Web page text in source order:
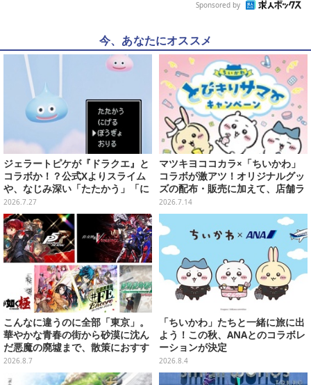
Sponsored by
今、あなたにオススメ
ジェラートピケが『ドラクエ』と
コラボか！？公式Xよりスライム
や、なじみ深い「たたかう」「に
げる」のコマンドウィンドウが投
稿
2026.7.27
マツキヨココカラ×「ちいかわ」
コラボが激アツ！オリジナルグッ
ズの配布・販売に加えて、店舗ラ
ッピングや”花火打ち上げ”まで盛
り沢山
2026.7.14
こんなに違うのに全部「東京」。
華やかな青春の街から砂漠に沈ん
だ悪魔の廃墟まで、散策におすす
め東京ゲーム5選【特集】
2026.8.7
「ちいかわ」たちと一緒に旅に出
よう！この秋、ANAとのコラボレ
ーションが決定
2026.8.4